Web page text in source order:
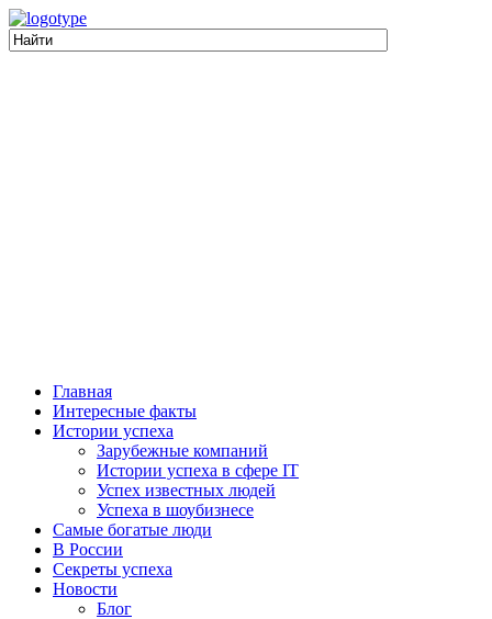
Главная
Интересные факты
Истории успеха
Зарубежные компаний
Истории успеха в сфере IT
Успех известных людей
Успеха в шоубизнесе
Самые богатые люди
В России
Секреты успеха
Новости
Блог